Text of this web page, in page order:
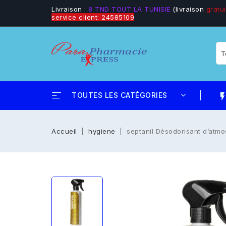
Livraison : 8 TND TOUT LA TUNISIE (livraison
service client: 24585109
TOUTES LES CATÉGORIES flash_on
Accueil hygiene septanil Désodorisant